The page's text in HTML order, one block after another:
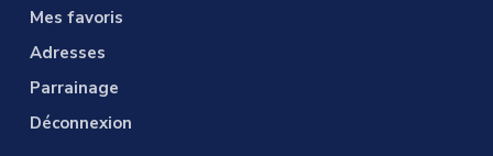
Mes favoris
Adresses
Parrainage
Déconnexion